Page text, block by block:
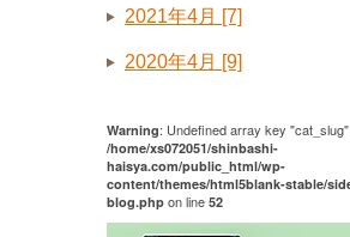
2021年4月 [7]
2020年4月 [9]
Warning: Undefined array key
/home/xs072051/shinbashi-
haisya.com/public_html/wp-
content/themes/html5blank-stable/
blog.php on line 52